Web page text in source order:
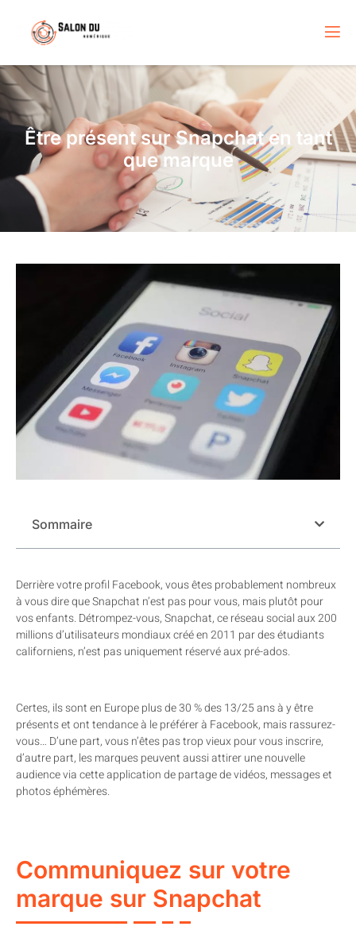
Être présent sur Snapchat en tant
que marque
Sommaire
Derrière votre profil Facebook, vous êtes probablement nombreux
à vous dire que Snapchat n’est pas pour vous, mais plutôt pour
vos enfants. Détrompez-vous, Snapchat, ce réseau social aux 200
millions d’utilisateurs mondiaux créé en 2011 par des étudiants
californiens, n’est pas uniquement réservé aux pré-ados.
Certes, ils sont en Europe plus de 30 % des 13/25 ans à y être
présents et ont tendance à le préférer à Facebook, mais rassurez-
vous… D’une part, vous n’êtes pas trop vieux pour vous inscrire,
d’autre part, les marques peuvent aussi attirer une nouvelle
audience via cette application de partage de vidéos, messages et
photos éphémères.
Communiquez sur votre
marque sur Snapchat